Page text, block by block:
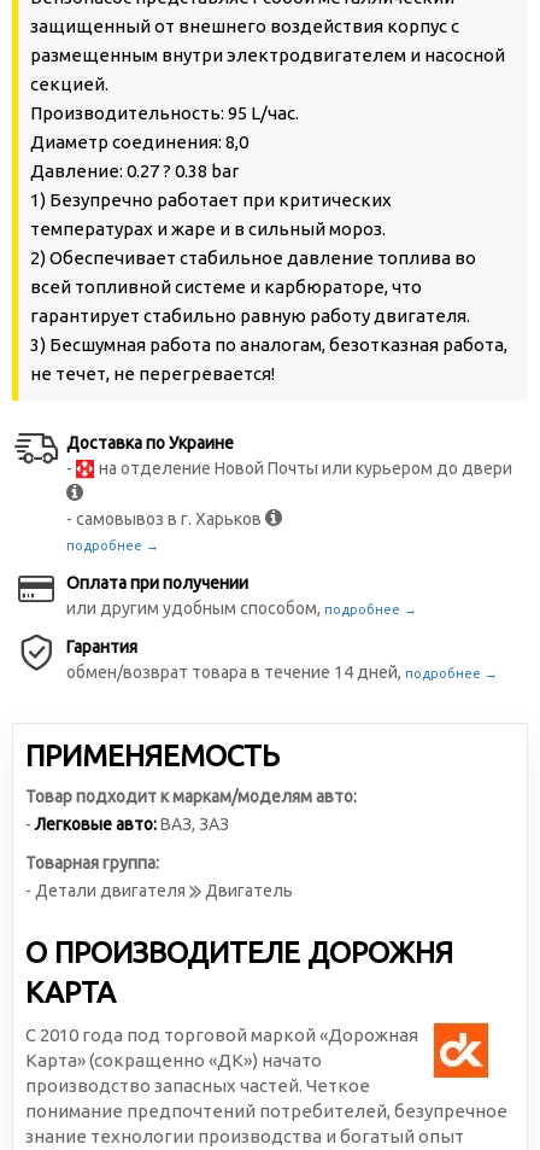
защищенный от внешнего воздействия корпус с
размещенным внутри электродвигателем и насосной
секцией.
Производительность: 95 L/час.
Диаметр соединения: 8,0
Давление: 0.27 ? 0.38 bar
1) Безупречно работает при критических
температурах и жаре и в сильный мороз.
2) Обеспечивает стабильное давление топлива во
всей топливной системе и карбюраторе, что
гарантирует стабильно равную работу двигателя.
3) Бесшумная работа по аналогам, безотказная работа,
не течет, не перегревается!
Доставка по Украине
-
на отделение Новой Почты или курьером до двери
- самовывоз в г. Харьков
подробнее →
Оплата при получении
или другим удобным способом, подробнее →
Гарантия
обмен/возврат товара в течение 14 дней, подробнее →
ПРИМЕНЯЕМОСТЬ
Товар подходит к маркам/моделям авто:
-Легковые авто:ВАЗ, ЗАЗ
Товарная группа:
- Детали двигателя
Двигатель
О ПРОИЗВОДИТЕЛЕ ДОРОЖНЯ
КАРТА
С 2010 года под торговой маркой «Дорожная
Карта» (сокращенно «ДК») начато
производство запасных частей. Четкое
понимание предпочтений потребителей, безупречное
знание технологии производства и богатый опыт